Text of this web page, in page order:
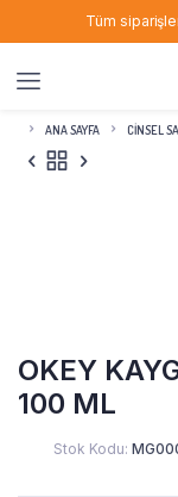
Tüm
ANA SAYFA CINSEL
OKEY
100 ML
Stok Kodu: